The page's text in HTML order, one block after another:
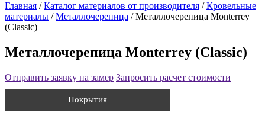
Главная /Каталог материалов от производителя /Кровельные
материалы /Металлочерепица /Металлочерепица Мonterrey
(Classic)
Металлочерепица Мonterrey (Classic)
Отправить заявку на замер Запросить расчет стоимости
Покрытия